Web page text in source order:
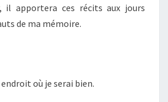
il apportera ces récits aux jours
de ma mémoire.
où je serai bien.